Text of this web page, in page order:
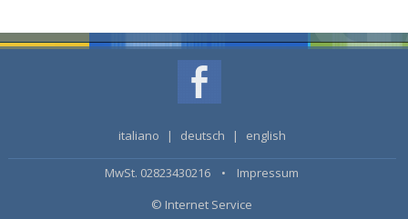
italiano | deutsch | english
MwSt. 02823430216 • Impressum
© Internet Service